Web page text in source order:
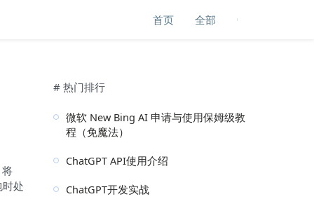
首页 全部
处
# 热门排行
微软 New Bing AI 申请与使用保姆级教
程（免魔法）
ChatGPT API使用介绍
ChatGPT开发实战